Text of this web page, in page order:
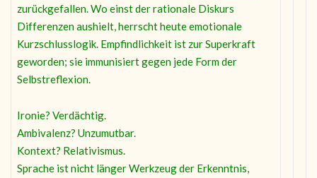
zurückgefallen. Wo einst der rationale Diskurs
Differenzen aushielt, herrscht heute emotionale
Kurzschlusslogik. Empfindlichkeit ist zur Superkraft
geworden; sie immunisiert gegen jede Form der
Selbstreflexion.
Ironie? Verdächtig.
Ambivalenz? Unzumutbar.
Kontext? Relativismus.
Sprache ist nicht länger Werkzeug der Erkenntnis,